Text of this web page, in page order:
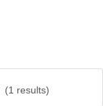
(1 results)